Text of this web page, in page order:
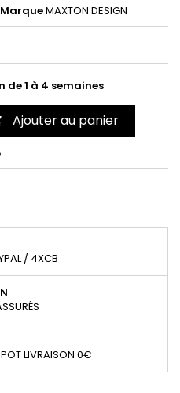
MarqueMAXTON DESIGN
de 1 à 4 semaines
Ajouter au panier
/ 4XCB
LIVRAISON 0€